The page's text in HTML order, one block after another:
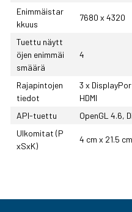
Enimmäistar
kkuus
7680 x 4320
Tuettu näytt
öjen enimmäi
smäärä
4
Rajapintojen
tiedot
3 x
HDMI
API-tuettu
OpenGL 4.6,
Ulkomitat (P
xSxK)
4 cm x 21.5